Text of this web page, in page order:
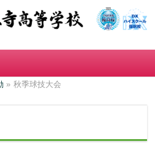
» 秋季球技大会